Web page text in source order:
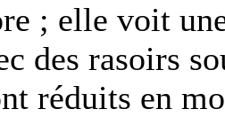
; elle voit
des rasoirs
réduits en